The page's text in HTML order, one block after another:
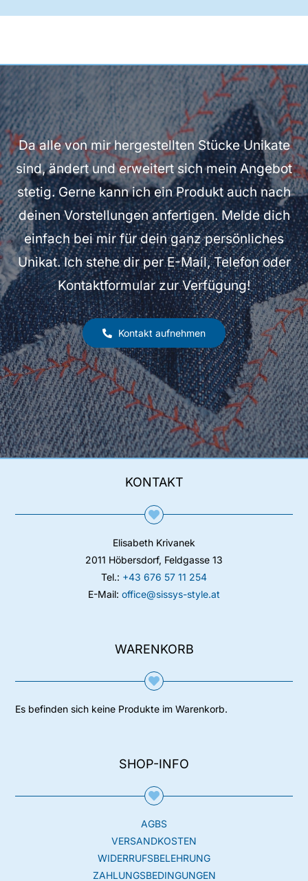
Da alle von mir hergestellten Stücke Unikate
sind, ändert und erweitert sich mein Angebot
stetig. Gerne kann ich ein Produkt auch nach
deinen Vorstellungen anfertigen. Melde dich
einfach bei mir für dein ganz persönliches
Unikat.Ich stehe dir per E-Mail, Telefon oder
Kontaktformular zur Verfügung!
Kontakt aufnehmen
KONTAKT
Elisabeth Krivanek
2011 Höbersdorf, Feldgasse 13
Tel.: +43 676 57 11 254
E-Mail: office@sissys-style.at
WARENKORB
Es befinden sich keine Produkte im Warenkorb.
SHOP-INFO
AGBS
VERSANDKOSTEN
WIDERRUFSBELEHRUNG
ZAHLUNGSBEDINGUNGEN